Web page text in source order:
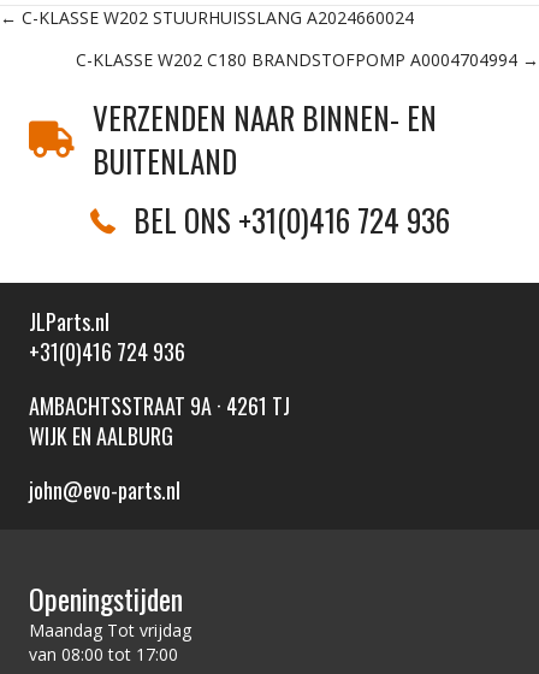
Posts
navigation
← C-KLASSE W202 STUURHUISSLANG A2024660024
C-KLASSE W202 C180 BRANDSTOFPOMP A0004704994 →
VERZENDEN NAAR BINNEN- EN
BUITENLAND
BEL ONS +31(0)416 724 936
JLParts.nl
+31(0)416 724 936
AMBACHTSSTRAAT 9A · 4261 TJ
WIJK EN AALBURG
john@evo-parts.nl
Openingstijden
Maandag Tot vrijdag
van 08:00 tot 17:00